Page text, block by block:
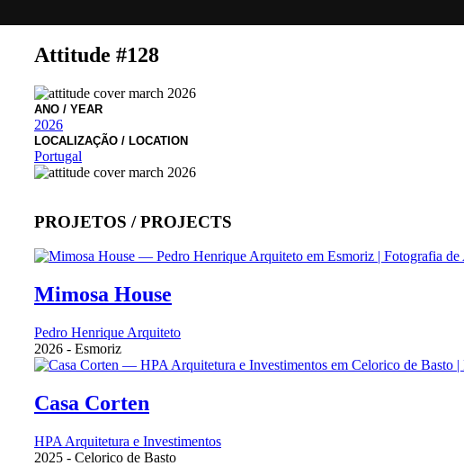
Attitude #128
ANO / YEAR
2026
LOCALIZAÇÃO / LOCATION
Portugal
PROJETOS / PROJECTS
Mimosa House
Pedro Henrique Arquiteto
2026 - Esmoriz
Casa Corten
HPA Arquitetura e Investimentos
2025 - Celorico de Basto